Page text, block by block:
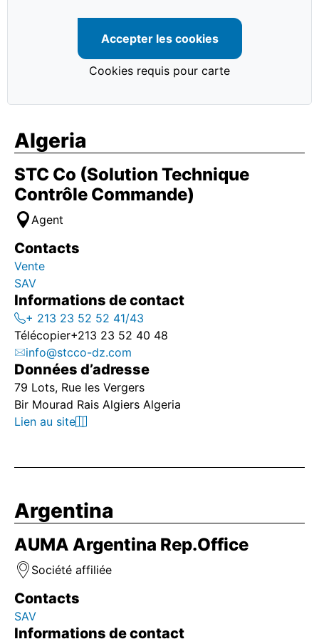
Accepter les cookies
Cookies requis pour carte
Algeria
STC Co (Solution Technique
Contrôle Commande)
Agent
Contacts
Vente
SAV
Informations de contact
+ 213 23 52 52 41/43
Télécopier+213 23 52 40 48
info@stcco-dz.com
Données d’adresse
79 Lots, Rue les Vergers
Bir Mourad Rais Algiers Algeria
Lien au site
Argentina
AUMA Argentina Rep.Office
Société affiliée
Contacts
SAV
Informations de contact